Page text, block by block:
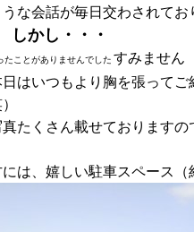
な会話が毎日交わされてお
かし・・・
たことがありませんでした すみません
はいつもより胸を張ってご
たくさん載せておりますの
は、嬉しい駐車スペース（